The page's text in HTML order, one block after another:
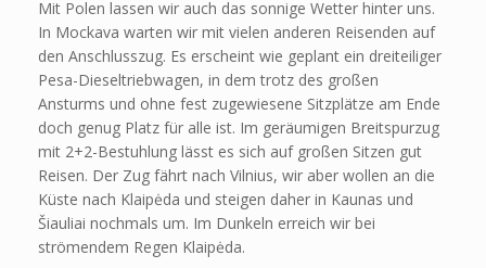
Mit Polen lassen wir auch das sonnige Wetter hinter uns.
In Mockava warten wir mit vielen anderen Reisenden auf
den Anschlusszug. Es erscheint wie geplant ein dreiteiliger
Pesa-Dieseltriebwagen, in dem trotz des großen
Ansturms und ohne fest zugewiesene Sitzplätze am Ende
doch genug Platz für alle ist. Im geräumigen Breitspurzug
mit 2+2-Bestuhlung lässt es sich auf großen Sitzen gut
Reisen. Der Zug fährt nach Vilnius, wir aber wollen an die
Küste nach Klaipėda und steigen daher in Kaunas und
Šiauliai nochmals um. Im Dunkeln erreich wir bei
strömendem Regen Klaipėda.